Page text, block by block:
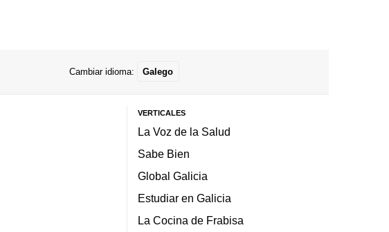
Cambiar idioma: Galego
VERTICALES
La Voz de la Salud
Sabe Bien
Global Galicia
Estudiar en Galicia
La Cocina de Frabisa